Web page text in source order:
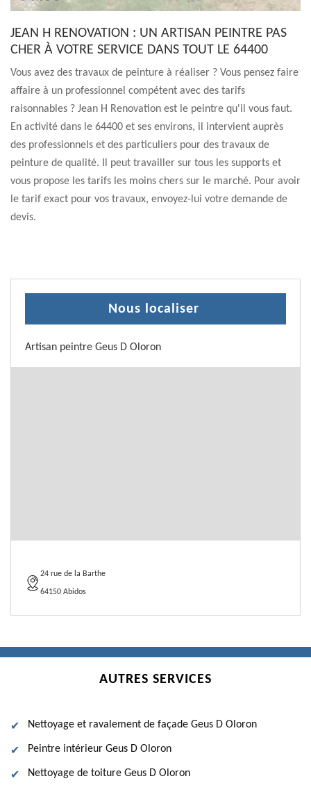
JEAN H RENOVATION : UN ARTISAN PEINTRE PAS
CHER À VOTRE SERVICE DANS TOUT LE 64400
Vous avez des travaux de peinture à réaliser ? Vous pensez faire
affaire à un professionnel compétent avec des tarifs
raisonnables ? Jean H Renovation est le peintre qu'il vous faut.
En activité dans le 64400 et ses environs, il intervient auprès
des professionnels et des particuliers pour des travaux de
peinture de qualité. Il peut travailler sur tous les supports et
vous propose les tarifs les moins chers sur le marché. Pour avoir
le tarif exact pour vos travaux, envoyez-lui votre demande de
devis.
Nous localiser
Artisan peintre Geus D Oloron
24 rue de la Barthe
64150 Abidos
AUTRES SERVICES
Nettoyage et ravalement de façade Geus D Oloron
Peintre intérieur Geus D Oloron
Nettoyage de toiture Geus D Oloron